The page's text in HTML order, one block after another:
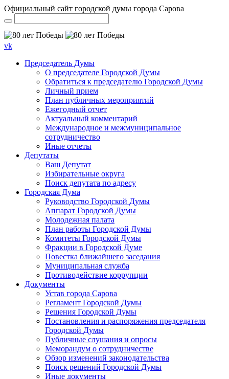
Официальный сайт городской думы города Сарова
vk
Председатель Думы
О председателе Городской Думы
Обратиться к председателю Городской Думы
Личный прием
План публичных мероприятий
Ежегодный отчет
Актуальный комментарий
Международное и межмуниципальное
сотрудничество
Иные отчеты
Депутаты
Ваш Депутат
Избирательные округа
Поиск депутата по адресу
Городская Дума
Руководство Городской Думы
Аппарат Городской Думы
Молодежная палата
План работы Городской Думы
Комитеты Городской Думы
Фракции в Городской Думе
Повестка ближайшего заседания
Муниципальная служба
Противодействие коррупции
Документы
Устав города Сарова
Регламент Городской Думы
Решения Городской Думы
Постановления и распоряжения председателя
Городской Думы
Публичные слушания и опросы
Меморандум о сотрудничестве
Обзор изменений законодательства
Поиск решений Городской Думы
Иные документы